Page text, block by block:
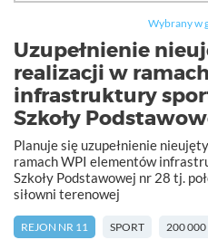
Wybrany w
Uzupełnienie
realizacji w
infrastruktury
Szkoły
Planuje się uzupełnienie
ramach WPI elementów
Szkoły Podstawowej nr 28 tj.
siłowni terenowej
REJON NR 11 SPORT 200 000